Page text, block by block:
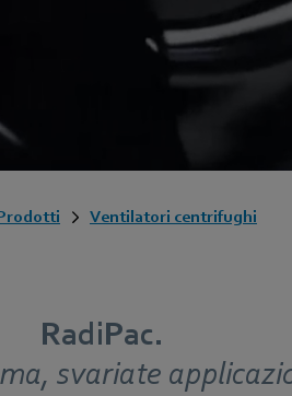
Ventilatori centrifughi
RadiPac.
svariate